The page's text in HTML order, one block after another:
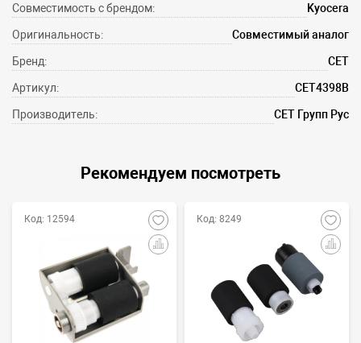
Совместимость с брендом: Kyocera
Оригинальность: Совместимый аналог
Бренд: CET
Артикул: CET4398B
Производитель: СЕТ Групп Рус
Рекомендуем посмотреть
Код: 12594 Код: 8249